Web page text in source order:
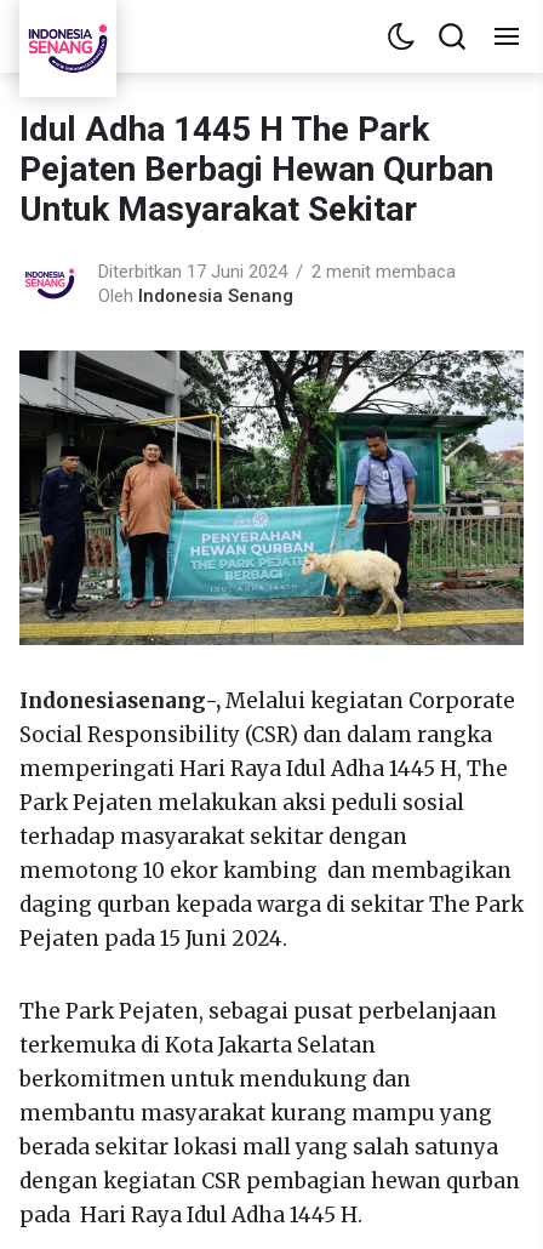
Idul Adha 1445 H The Park
Pejaten Berbagi Hewan Qurban
Untuk Masyarakat Sekitar
Diterbitkan 17 Juni 2024
2 menit membaca
Oleh Indonesia Senang
Indonesiasenang-,Melalui kegiatan Corporate
Social Responsibility (CSR) dan dalam rangka
memperingati Hari Raya Idul Adha 1445 H, The
Park Pejaten melakukan aksi peduli sosial
terhadap masyarakat sekitar dengan
memotong 10 ekor kambing dan membagikan
daging qurban kepada warga di sekitar The Park
Pejaten pada 15 Juni 2024.
The Park Pejaten, sebagai pusat perbelanjaan
terkemuka di Kota Jakarta Selatan
berkomitmen untuk mendukung dan
membantu masyarakat kurang mampu yang
berada sekitar lokasi mall yang salah satunya
dengan kegiatan CSR pembagian hewan qurban
pada Hari Raya Idul Adha 1445 H.